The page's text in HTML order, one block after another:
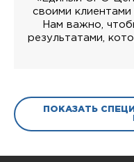
своими
Нам важно,
результатами,
ПОКАЗАТЬ